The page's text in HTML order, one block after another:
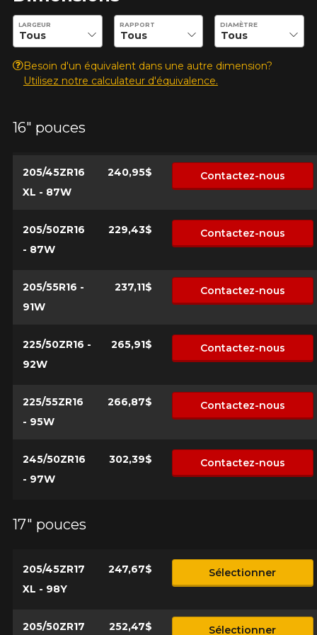
Entrez les dimensions souhaitées pour vérifier la disponibilité
LARGEUR RAPPORT DIAMÈTRE
Besoin d'un équivalent dans une autre dimension?
Utilisez notre calculateur d'équivalence.
16" pouces
205/45ZR16
XL - 87W
240,95$ Contactez-nous
205/50ZR16
- 87W
229,43$ Contactez-nous
205/55R16 -
91W
237,11$ Contactez-nous
225/50ZR16 -
92W
265,91$ Contactez-nous
225/55ZR16
- 95W
266,87$ Contactez-nous
245/50ZR16
- 97W
302,39$ Contactez-nous
17" pouces
205/45ZR17
XL - 98Y
247,67$ Sélectionner
205/50ZR17
252,47$ Sélectionner
AJOUTER UN AVIS
FORCE COMP-2 A/S PLUS
Courriel
Votre véhicule
Année
Option
KM parcourus